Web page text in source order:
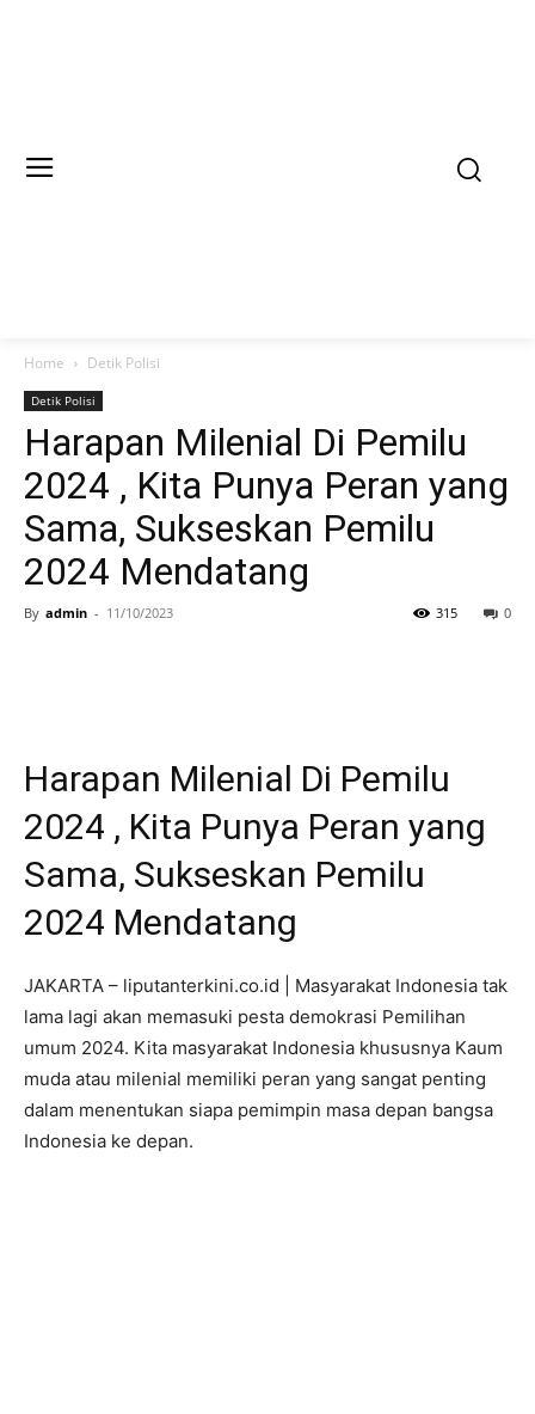
Home Detik Polisi
Detik Polisi
Harapan Milenial Di Pemilu
2024 , Kita Punya Peran yang
Sama, Sukseskan Pemilu
2024 Mendatang
By admin - 11/10/2023 0
315
Harapan Milenial Di Pemilu
2024 , Kita Punya Peran yang
Sama, Sukseskan Pemilu
2024 Mendatang
JAKARTA – liputanterkini.co.id | Masyarakat Indonesia tak
lama lagi akan memasuki pesta demokrasi Pemilihan
umum 2024. Kita masyarakat Indonesia khususnya Kaum
muda atau milenial memiliki peran yang sangat penting
dalam menentukan siapa pemimpin masa depan bangsa
Indonesia ke depan.